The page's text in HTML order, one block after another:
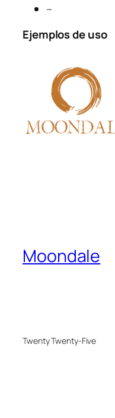
–
Ejemplos de uso
Moondale
Twenty Twenty-Five